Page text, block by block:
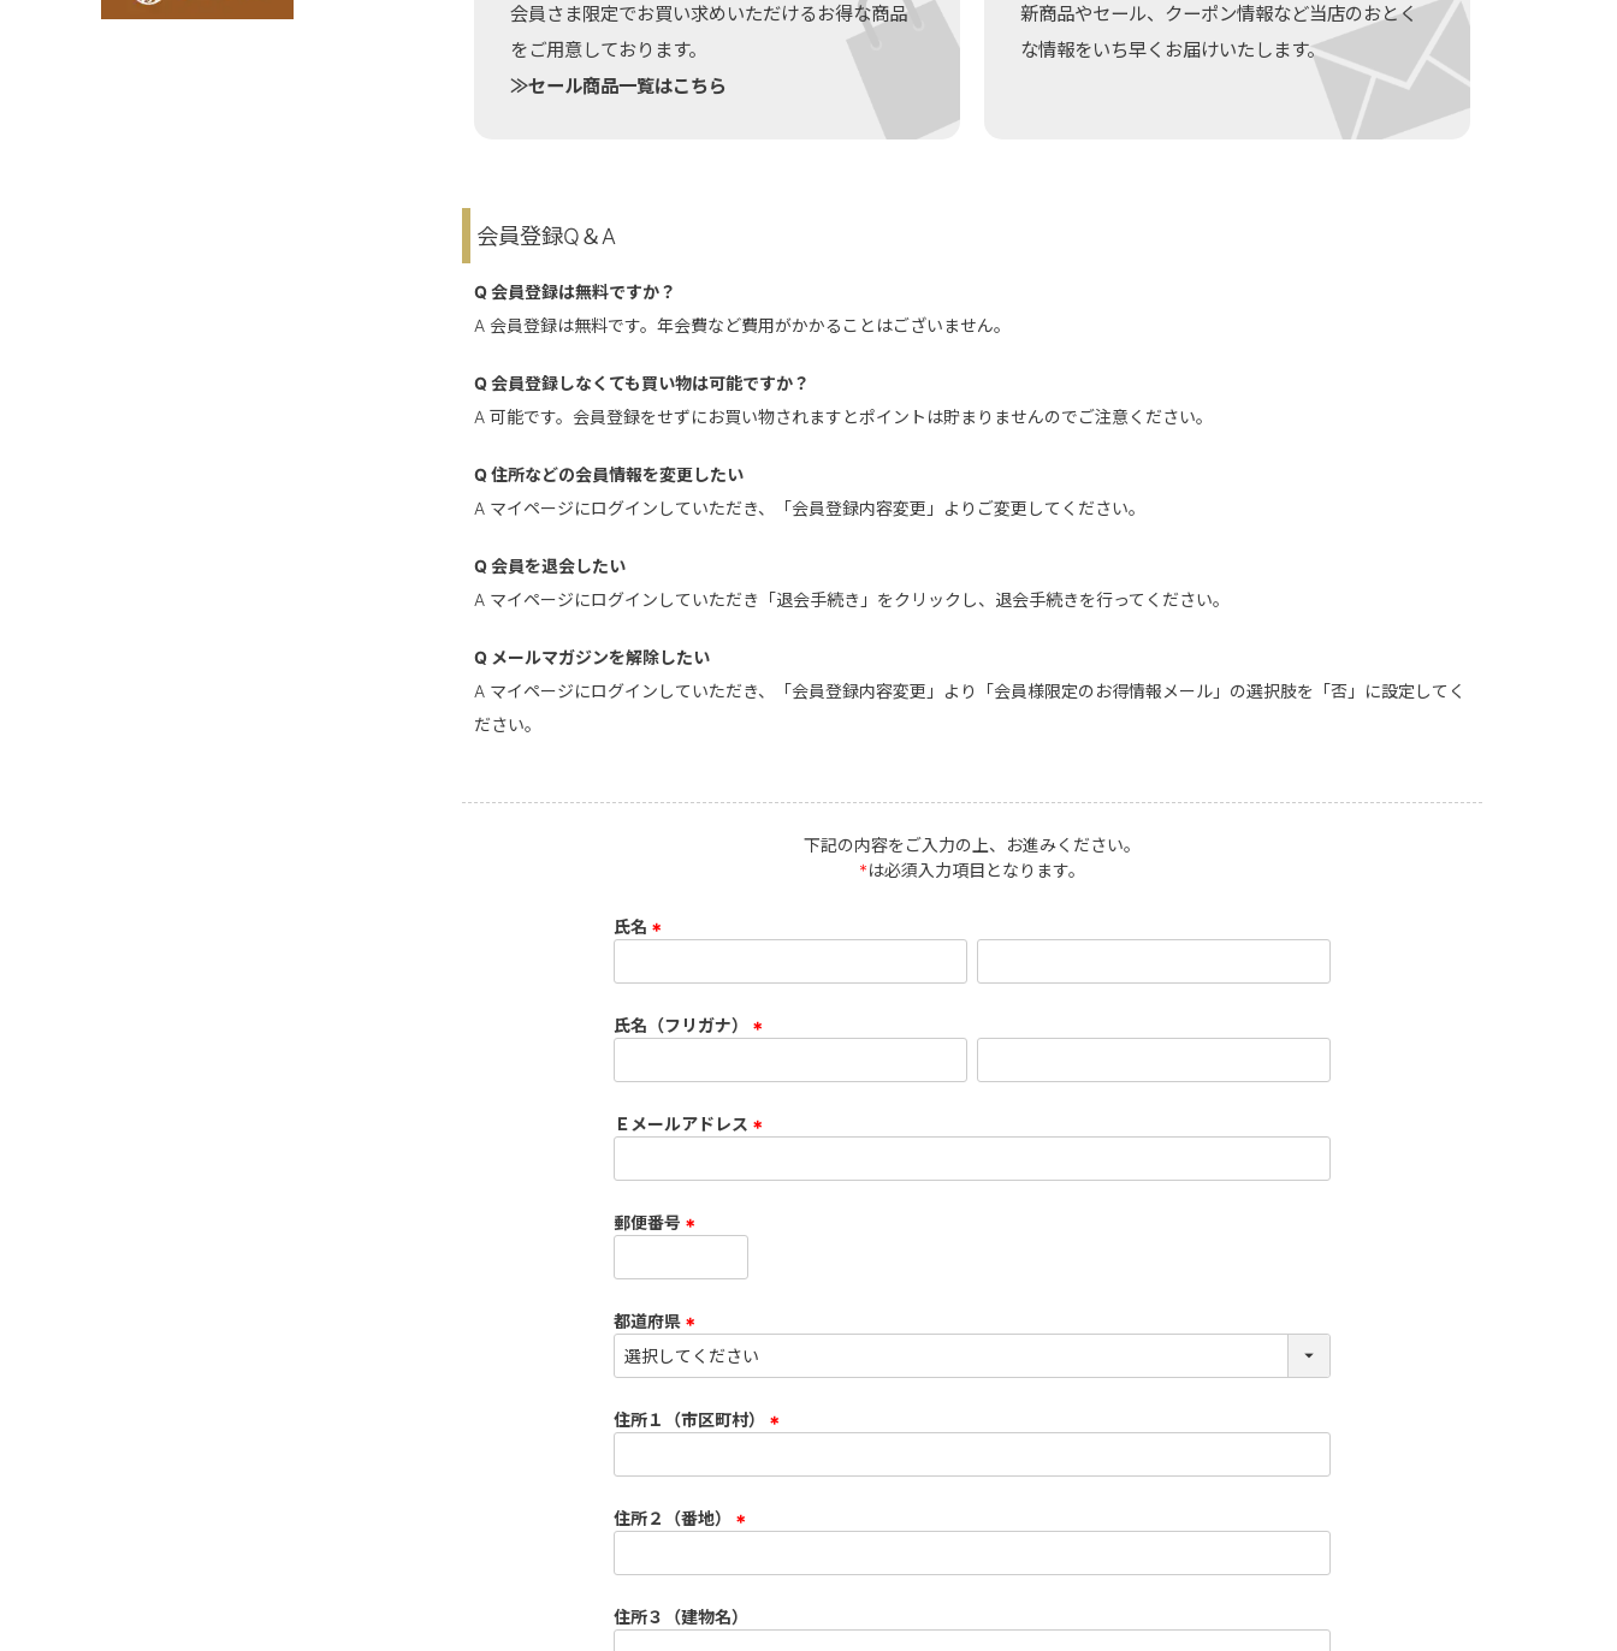
会員さま限定でお買い求めいただけるお得な商品
をご用意しております。
≫セール商品一覧はこちら
新商品やセール、クーポン情報など当店のおとく
な情報をいち早くお届けいたします。
会員登録Q＆A
Q 会員登録は無料ですか？
A 会員登録は無料です。年会費など費用がかかることはございません。
Q 会員登録しなくても買い物は可能ですか？
A 可能です。会員登録をせずにお買い物されますとポイントは貯まりませんのでご注意ください。
Q 住所などの会員情報を変更したい
A マイページにログインしていただき、「会員登録内容変更」よりご変更してください。
Q 会員を退会したい
A マイページにログインしていただき「退会手続き」をクリックし、退会手続きを行ってください。
Q メールマガジンを解除したい
A マイページにログインしていただき、「会員登録内容変更」より「会員様限定のお得情報メール」の選択肢を「否」に設定してく
ださい。
下記の内容をご入力の上、お進みください。
*は必須入力項目となります。
氏名
必
)
氏名（フリガナ）
必
)
Ｅメールアドレス
必
郵便番号
必
)
都道府県
(
必
)
住所１（市区町村）
必
)
住所２（番地）
必
)
住所３（建物名）